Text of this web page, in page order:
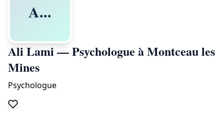
A...
Ali Lami — Psychologue à Montceau les
Mines
Psychologue